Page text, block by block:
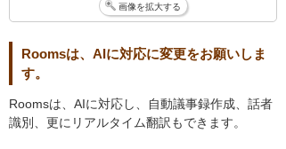
画像を拡大する
Roomsは、AIに対応に変更をお願いしま
す。
Roomsは、AIに対応し、自動議事録作成、話者
識別、更にリアルタイム翻訳もできます。